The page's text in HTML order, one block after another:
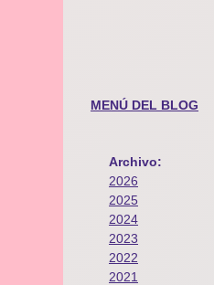
MENÚ DEL BLOG
Archivo:
2026
2025
2024
2023
2022
2021